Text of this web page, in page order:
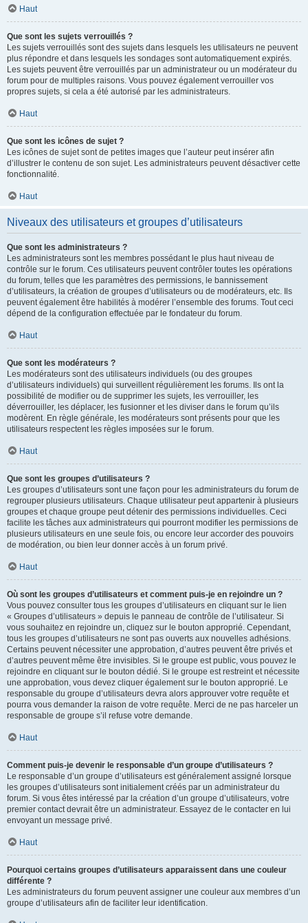
Haut
Que sont les sujets verrouillés ?
Les sujets verrouillés sont des sujets dans lesquels les utilisateurs ne peuvent
plus répondre et dans lesquels les sondages sont automatiquement expirés.
Les sujets peuvent être verrouillés par un administrateur ou un modérateur du
forum pour de multiples raisons. Vous pouvez également verrouiller vos
propres sujets, si cela a été autorisé par les administrateurs.
Haut
Que sont les icônes de sujet ?
Les icônes de sujet sont de petites images que l’auteur peut insérer afin
d’illustrer le contenu de son sujet. Les administrateurs peuvent désactiver cette
fonctionnalité.
Haut
Niveaux des utilisateurs et groupes d’utilisateurs
Que sont les administrateurs ?
Les administrateurs sont les membres possédant le plus haut niveau de
contrôle sur le forum. Ces utilisateurs peuvent contrôler toutes les opérations
du forum, telles que les paramètres des permissions, le bannissement
d’utilisateurs, la création de groupes d’utilisateurs ou de modérateurs, etc. Ils
peuvent également être habilités à modérer l’ensemble des forums. Tout ceci
dépend de la configuration effectuée par le fondateur du forum.
Haut
Que sont les modérateurs ?
Les modérateurs sont des utilisateurs individuels (ou des groupes
d’utilisateurs individuels) qui surveillent régulièrement les forums. Ils ont la
possibilité de modifier ou de supprimer les sujets, les verrouiller, les
déverrouiller, les déplacer, les fusionner et les diviser dans le forum qu’ils
modèrent. En règle générale, les modérateurs sont présents pour que les
utilisateurs respectent les règles imposées sur le forum.
Haut
Que sont les groupes d’utilisateurs ?
Les groupes d’utilisateurs sont une façon pour les administrateurs du forum de
regrouper plusieurs utilisateurs. Chaque utilisateur peut appartenir à plusieurs
groupes et chaque groupe peut détenir des permissions individuelles. Ceci
facilite les tâches aux administrateurs qui pourront modifier les permissions de
plusieurs utilisateurs en une seule fois, ou encore leur accorder des pouvoirs
de modération, ou bien leur donner accès à un forum privé.
Haut
Où sont les groupes d’utilisateurs et comment puis-je en rejoindre un ?
Vous pouvez consulter tous les groupes d’utilisateurs en cliquant sur le lien
« Groupes d’utilisateurs » depuis le panneau de contrôle de l’utilisateur. Si
vous souhaitez en rejoindre un, cliquez sur le bouton approprié. Cependant,
tous les groupes d’utilisateurs ne sont pas ouverts aux nouvelles adhésions.
Certains peuvent nécessiter une approbation, d’autres peuvent être privés et
d’autres peuvent même être invisibles. Si le groupe est public, vous pouvez le
rejoindre en cliquant sur le bouton dédié. Si le groupe est restreint et nécessite
une approbation, vous devez cliquer également sur le bouton approprié. Le
responsable du groupe d’utilisateurs devra alors approuver votre requête et
pourra vous demander la raison de votre requête. Merci de ne pas harceler un
responsable de groupe s’il refuse votre demande.
Haut
Comment puis-je devenir le responsable d’un groupe d’utilisateurs ?
Le responsable d’un groupe d’utilisateurs est généralement assigné lorsque
les groupes d’utilisateurs sont initialement créés par un administrateur du
forum. Si vous êtes intéressé par la création d’un groupe d’utilisateurs, votre
premier contact devrait être un administrateur. Essayez de le contacter en lui
envoyant un message privé.
Haut
Pourquoi certains groupes d’utilisateurs apparaissent dans une couleur
différente ?
Les administrateurs du forum peuvent assigner une couleur aux membres d’un
groupe d’utilisateurs afin de faciliter leur identification.